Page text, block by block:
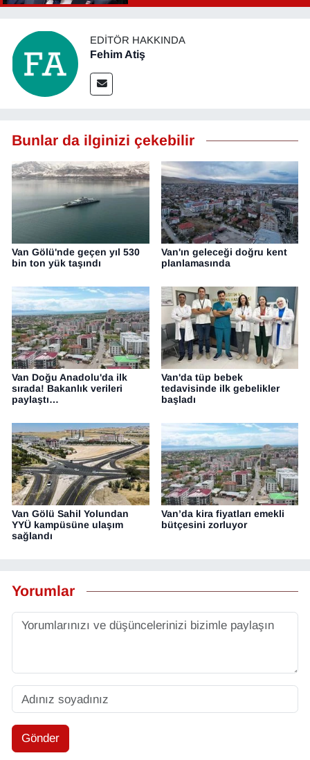
EDITÖR HAKKINDA
Fehim Atiş
Bunlar da ilginizi çekebilir
Van Gölü'nde geçen yıl 530
bin ton yük taşındı
Van'ın geleceği doğru kent
planlamasında
Van Doğu Anadolu'da ilk
sırada! Bakanlık verileri
paylaştı…
Van'da tüp bebek
tedavisinde ilk gebelikler
başladı
Van Gölü Sahil Yolundan
YYÜ kampüsüne ulaşım
sağlandı
Van’da kira fiyatları emekli
bütçesini zorluyor
Yorumlar
Gönder